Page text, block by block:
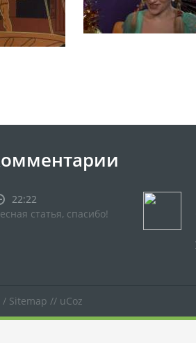
22:22
статья, спасибо!
/ Sitemap // uCoz